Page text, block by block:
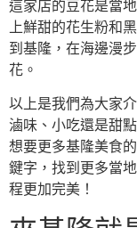
這家店的豆花是當
上鮮甜的花生粉和
到基隆，在海邊漫
花。
以上是我們為大家
滷味、小吃還是甜
想要更多基隆美食
鍵字，找到更多當
程更加完美！